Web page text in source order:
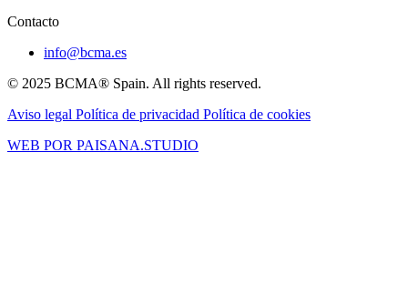
Contacto
info@bcma.es
© 2025 BCMA® Spain. All rights reserved.
Aviso legal Política de privacidad Política de cookies
WEB POR PAISANA.STUDIO